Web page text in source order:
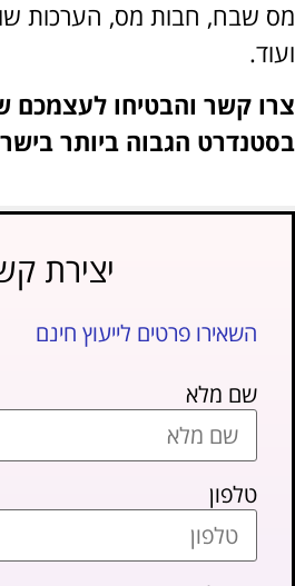
חבות מס, הערכות שווי
קשרוהבטיחו לעצמכם
הגבוה ביותר בישראל
יצירת קשר
השאירו פרטים לייעוץ חינם
שם מלא
טלפון